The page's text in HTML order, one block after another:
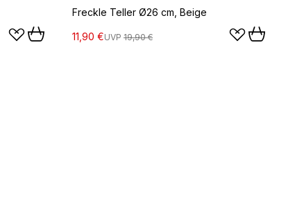
Freckle Teller Ø26 cm, Beige
11,90 €UVP 19,90 €